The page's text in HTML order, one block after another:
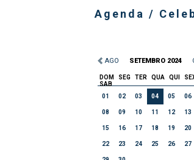
Agenda /
AGO SETEMBRO 2024
DOM SEG TER QUA QUI
SAB
01
02 03 04 05 06
08 09 10 11 12 13
15 16 17 18 19 20
22 23 24 25 26 27